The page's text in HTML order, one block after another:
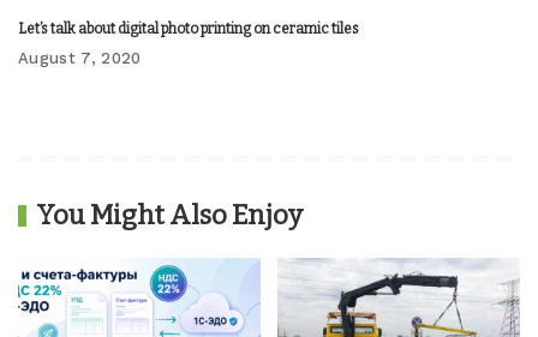
Let’s talk about digital photo printing on ceramic tiles
August 7, 2020
You Might Also Enjoy